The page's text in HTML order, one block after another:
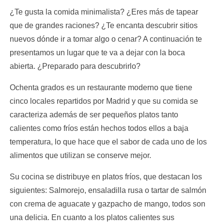
¿Te gusta la comida minimalista? ¿Eres más de tapear
que de grandes raciones? ¿Te encanta descubrir sitios
nuevos dónde ir a tomar algo o cenar? A continuación te
presentamos un lugar que te va a dejar con la boca
abierta. ¿Preparado para descubrirlo?
Ochenta grados es un restaurante moderno que tiene
cinco locales repartidos por Madrid y que su comida se
caracteriza además de ser pequeños platos tanto
calientes como fríos están hechos todos ellos a baja
temperatura, lo que hace que el sabor de cada uno de los
alimentos que utilizan se conserve mejor.
Su cocina se distribuye en platos fríos, que destacan los
siguientes: Salmorejo, ensaladilla rusa o tartar de salmón
con crema de aguacate y gazpacho de mango, todos son
una delicia. En cuanto a los platos calientes sus